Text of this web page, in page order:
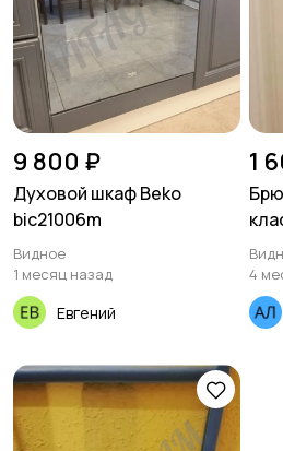
Хобби и развлечения
Для Бизнеса
Красота и здоровье
9 800 ₽
Духовой шкаф Beko
bic21006m
Видное
1 месяц назад
Евгений
1
4